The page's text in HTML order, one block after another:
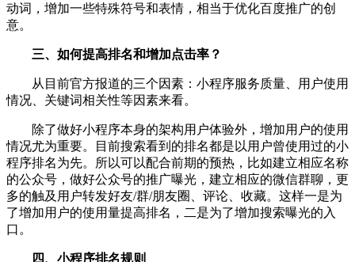
动词，增加一些特殊符号和表情，相当于优化百度推广的创
意。
三、如何提高排名和增加点击率？
从目前官方报道的三个因素：小程序服务质量、用户使用
情况、关键词相关性等因素来看。
除了做好小程序本身的架构用户体验外，增加用户的使用
情况尤为重要。目前搜索看到的排名都是以用户曾使用过的小
程序排名为先。所以可以配合前期的预热，比如建立相应名称
的公众号，做好公众号的推广曝光，建立相应的微信群聊，更
多的触及用户转发好友/群/朋友圈、评论、收藏。这样一是为
了增加用户的使用量提高排名，二是为了增加搜索曝光的入
口。
四、小程序排名规则